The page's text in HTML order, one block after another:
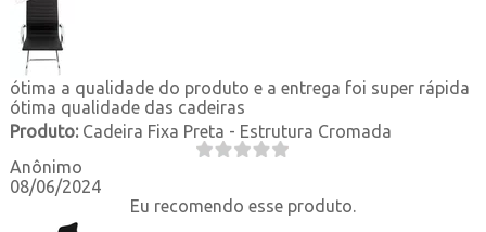
ótima a qualidade do produto e a entrega foi super rápida
ótima qualidade das cadeiras
Produto:Cadeira Fixa Preta - Estrutura Cromada
Anônimo
08/06/2024
Eu recomendo esse produto.